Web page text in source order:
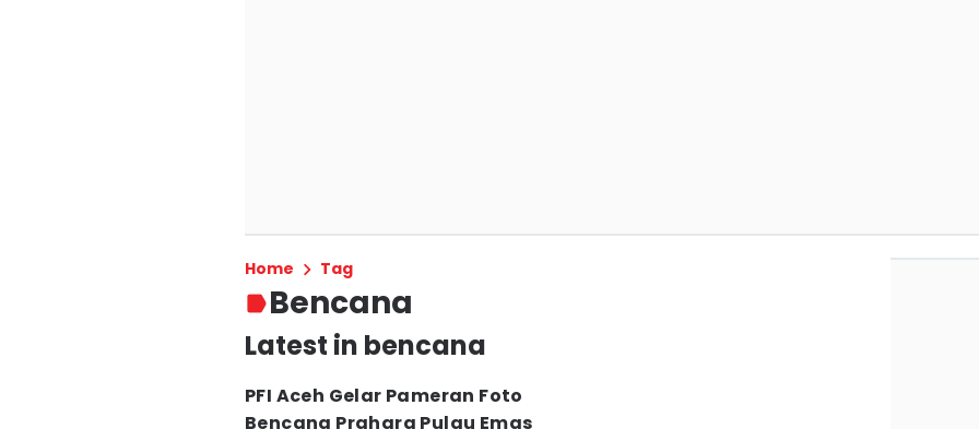
Home Tag
Bencana
Latest in bencana
PFI Aceh Gelar Pameran Foto
Bencana Prahara Pulau Emas